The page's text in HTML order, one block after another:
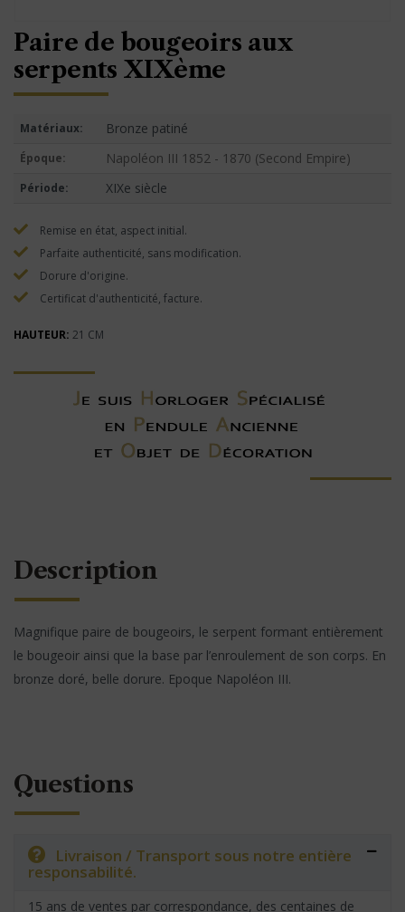
Paire de bougeoirs aux
serpents XIXème
Matériaux: Bronze patiné
Époque: Napoléon III 1852 - 1870 (Second Empire)
Période: XIXe siècle
Remise en état, aspect initial.
Parfaite authenticité, sans modification.
Dorure d'origine.
Certificat d'authenticité, facture.
HAUTEUR: 21 CM
Description
Magnifique paire de bougeoirs, le serpent formant entièrement
le bougeoir ainsi que la base par l’enroulement de son corps. En
bronze doré, belle dorure. Epoque Napoléon III.
Questions
Livraison / Transport sous notre entière
responsabilité.
15 ans de ventes par correspondance, des centaines de